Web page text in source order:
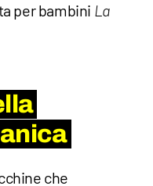
per bambini La
che